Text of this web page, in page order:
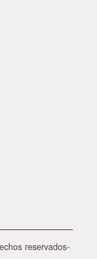
reservados-